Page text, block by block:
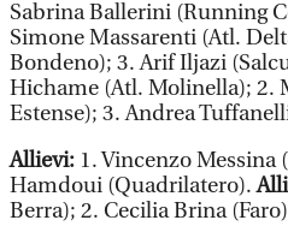
Sabrina Ballerini (Running
Simone Massarenti (Atl.
Bondeno); 3. Arif Iljazi
Hichame (Atl. Molinella); 2.
Estense); 3. Andrea
Allievi: 1. Vincenzo Messina
Hamdoui (Quadrilatero).
Berra); 2. Cecilia Brina